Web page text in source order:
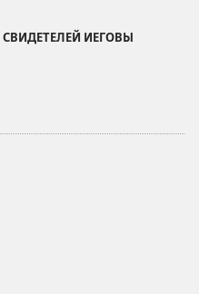
ИЕГОВЫ